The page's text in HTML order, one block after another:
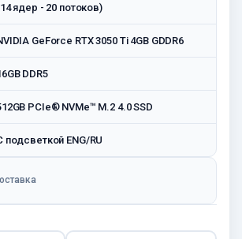
ядер - 20 потоков)
GeForce RTX 3050 Ti 4GB GDDR6
DDR5
PCIe® NVMe™ M.2 4.0 SSD
подсветкой ENG/RU